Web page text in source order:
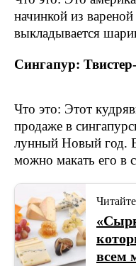
начинкой из
выкладывается
Сингапур:
Что это: Этот
продаже в
лунный Новый год.
можно макать его в
всем